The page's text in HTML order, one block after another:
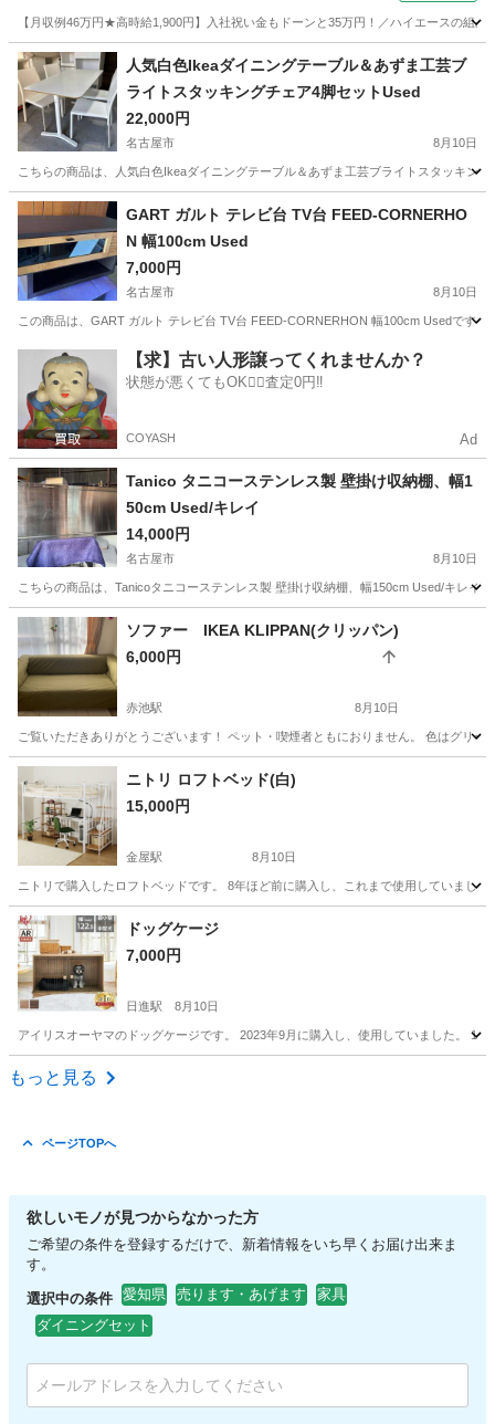
【月収例46万円★高時給1,900円】入社祝い金もドーンと35万円！／ハイエースの組
岐阜 各務原市 その他
人気白色Ikeaダイニングテーブル＆あずま工芸ブ
ライトスタッキングチェア4脚セットUsed
22,000円
名古屋市 8月10日
こちらの商品は、人気白色Ikeaダイニングテーブル＆あずま工芸ブライトスタッキン
愛知 名古屋市 テーブル
GART ガルト テレビ台 TV台 FEED-CORNERHO
N 幅100cm Used
7,000円
名古屋市 8月10日
この商品は、GART ガルト テレビ台 TV台 FEED-CORNERHON 幅100cm Usedです
名古屋市 収納家具 ガルト
【求】古い人形譲ってくれませんか？
状態が悪くてもOK🙆‍♀️査定0円‼️
COYASH Ad
Tanico タニコーステンレス製 壁掛け収納棚、幅1
50cm Used/キレイ
14,000円
名古屋市 8月10日
こちらの商品は、Tanicoタニコーステンレス製 壁掛け収納棚、幅150cm Used/キレ
愛知 名古屋市
ソファー IKEA KLIPPAN(クリッパン)
6,000円
赤池駅 8月10日
ご覧いただきありがとうございます！ ペット・喫煙者ともにおりません。 色はグリ
愛知 日進市 赤池駅 ソファ
ニトリ ロフトベッド(白)
15,000円
金屋駅 8月10日
ニトリで購入したロフトベッドです。 8年ほど前に購入し、これまで使用していまし
愛知 名古屋市 金屋駅 ベッド
ドッグケージ
7,000円
日進駅 8月10日
アイリスオーヤマのドッグケージです。 2023年9月に購入し、使用していました。 1
愛知 愛知郡
もっと見る
ページTOPへ
欲しいモノが見つからなかった方
ご希望の条件を登録するだけで、新着情報をいち早くお届け出来ま
す。
選択中の条件 愛知県 売ります・あげます
家具
ダイニングセット